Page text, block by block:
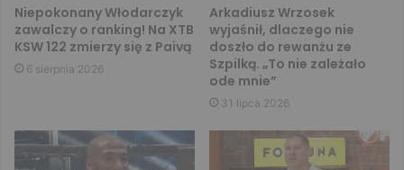
Niepokonany Włodarczyk
zawalczy o ranking! Na XTB
KSW 122 zmierzy się z Paivą
6 sierpnia 2026
Arkadiusz Wrzosek
wyjaśnił, dlaczego nie
doszło do rewanżu ze
Szpilką. „To nie zależało
ode mnie”
31 lipca 2026